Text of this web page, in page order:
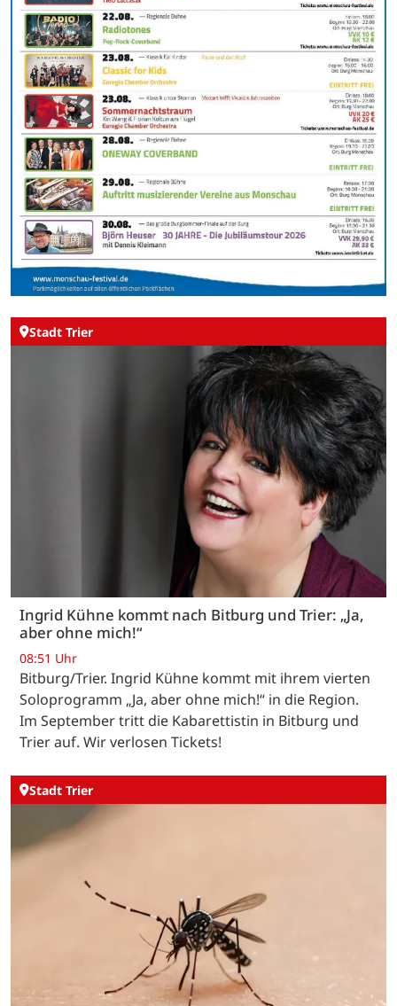
Stadt Trier
Ingrid Kühne kommt nach Bitburg und Trier: „Ja,
aber ohne mich!“
08:51 Uhr
Bitburg/Trier. Ingrid Kühne kommt mit ihrem vierten
Soloprogramm „Ja, aber ohne mich!“ in die Region.
Im September tritt die Kabarettistin in Bitburg und
Trier auf. Wir verlosen Tickets!
Stadt Trier